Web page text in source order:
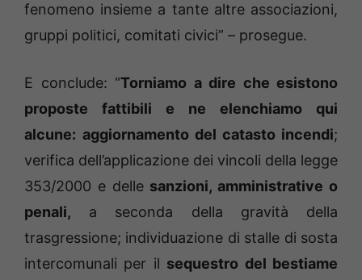
fenomeno insieme a tante altre associazioni,
gruppi politici, comitati civici” – prosegue.
E conclude: “Torniamo a dire che esistono
proposte fattibili e ne elenchiamo qui
alcune: aggiornamento del catasto incendi;
verifica dell’applicazione dei vincoli della legge
353/2000 e delle sanzioni, amministrative o
penali, a seconda della gravità della
trasgressione; individuazione di stalle di sosta
intercomunali per il sequestro del bestiame